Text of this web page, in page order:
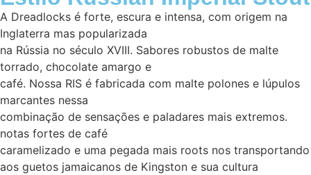
A Dreadlocks é forte, escura e intensa, com origem na
Inglaterra mas popularizada
na Rússia no século XVIII. Sabores robustos de malte
torrado, chocolate amargo e
café. Nossa RIS é fabricada com malte polones e lúpulos
marcantes nessa
combinação de sensações e paladares mais extremos.
notas fortes de café
caramelizado e uma pegada mais roots nos transportando
aos guetos jamaicanos de Kingston e sua cultura